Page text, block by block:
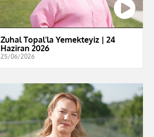
Zuhal Topal'la Yemekteyiz | 24
Haziran 2026
25/06/2026